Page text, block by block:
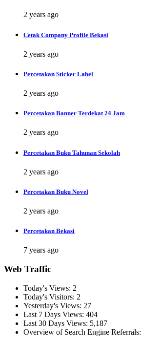
2 years ago
Cetak Company Profile Bekasi
2 years ago
Percetakan Sticker Label
2 years ago
Percetakan Banner Terdekat 24 Jam
2 years ago
Percetakan Buku Tahunan Sekolah
2 years ago
Percetakan Buku Novel
2 years ago
Percetakan Bekasi
7 years ago
Web Traffic
Today's Views: 2
Today's Visitors: 2
Yesterday's Views: 27
Last 7 Days Views: 404
Last 30 Days Views: 5,187
Overview of Search Engine Referrals: